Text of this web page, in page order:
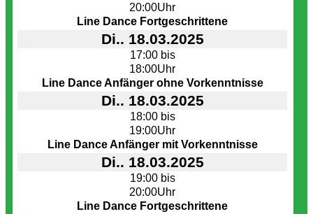
20:00Uhr
Line Dance Fortgeschrittene
Di.. 18.03.2025
17:00 bis
18:00Uhr
Line Dance Anfänger ohne Vorkenntnisse
Di.. 18.03.2025
18:00 bis
19:00Uhr
Line Dance Anfänger mit Vorkenntnisse
Di.. 18.03.2025
19:00 bis
20:00Uhr
Line Dance Fortgeschrittene